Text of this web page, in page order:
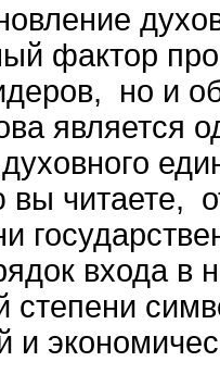
фактор
но и
является
вы читаете,
входа в
степени
и